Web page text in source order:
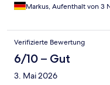
Markus, Aufenthalt von 3
Verifizierte Bewertung
6/10 – Gut
3. Mai 2026